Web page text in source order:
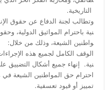
التاريخية.
وتطالب لجنة الدفاع عن حقوق
نية باحترام المواثيق الدولية،
واطنين الشيعة، وذلك من خلال:
الوقف الكامل لجميع هذه
نية. إنهاء جميع أشكال التضييق
احترام حق المواطنين الشيعة
تمييز أو قيود تعسفية.